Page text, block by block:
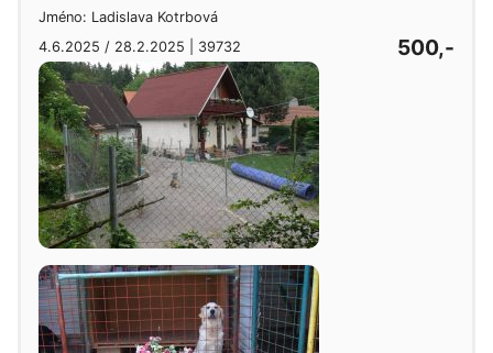
Jméno: Ladislava Kotrbová
4.6.2025 / 28.2.2025 | 39732
500,-